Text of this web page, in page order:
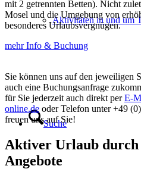
Aktivitäten in und um
Suche
mit 2 getrennten Betten). Nicht
Mosel und die Umgebung von
besonderes Urlaubsvergnügen.
mehr Info & Buchung
Sie können uns auf den jeweiligen
auch eine Buchungsanfrage
für Sie jederzeit auch direkt perE-
online.de oder Telefon unter +49
freuen uns auf Sie!
Aktiver Urlaub
Angebote